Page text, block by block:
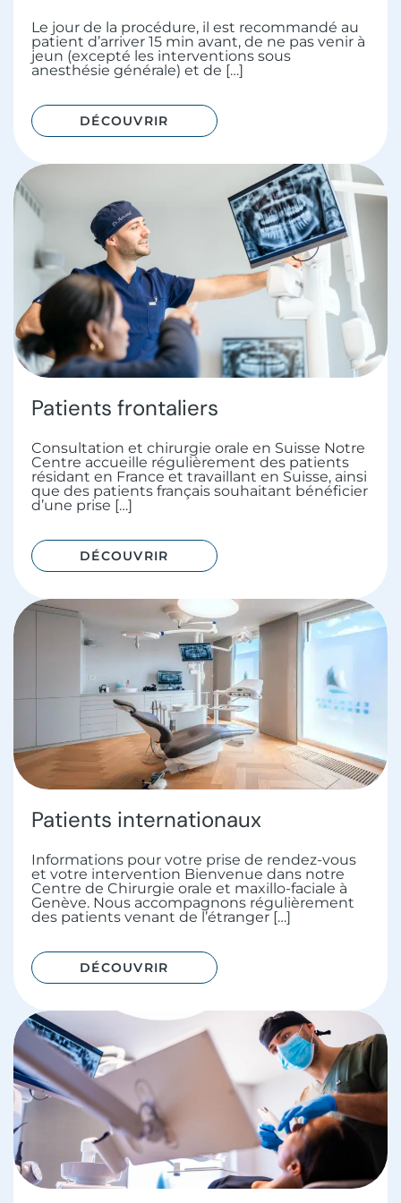
Le jour de la procédure, il est recommandé au
patient d’arriver 15 min avant, de ne pas venir à
jeun (excepté les interventions sous
anesthésie générale) et de […]
DÉCOUVRIR
Patients frontaliers
Consultation et chirurgie orale en Suisse Notre
Centre accueille régulièrement des patients
résidant en France et travaillant en Suisse, ainsi
que des patients français souhaitant bénéficier
d’une prise […]
DÉCOUVRIR
Patients internationaux
Informations pour votre prise de rendez-vous
et votre intervention Bienvenue dans notre
Centre de Chirurgie orale et maxillo-faciale à
Genève. Nous accompagnons régulièrement
des patients venant de l’étranger […]
DÉCOUVRIR